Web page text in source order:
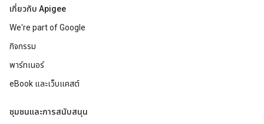
เกี่ยวกับ Apigee
We're part of Google
กิจกรรม
พาร์ทเนอร์
eBook และเว็บแคสต์
ชุมชนและการสนับสนุน